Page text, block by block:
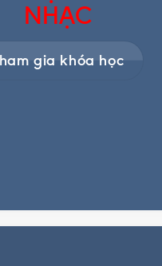
NHẠC
gia khóa học